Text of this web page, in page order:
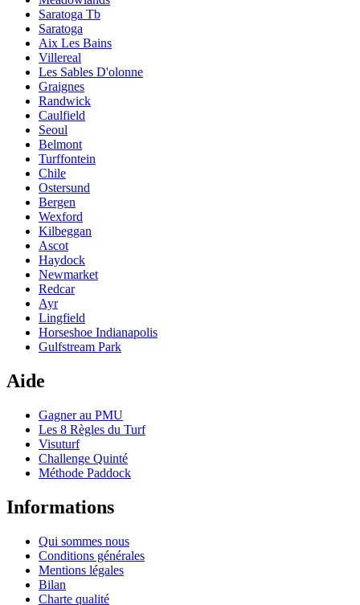
Saratoga Tb
Saratoga
Aix Les Bains
Villereal
Les Sables D'olonne
Graignes
Randwick
Caulfield
Seoul
Belmont
Turffontein
Chile
Ostersund
Bergen
Wexford
Kilbeggan
Ascot
Haydock
Newmarket
Redcar
Ayr
Lingfield
Horseshoe Indianapolis
Gulfstream Park
Aide
Gagner au PMU
Les 8 Règles du Turf
Visuturf
Challenge Quinté
Méthode Paddock
Informations
Qui sommes nous
Conditions générales
Mentions légales
Bilan
Charte qualité